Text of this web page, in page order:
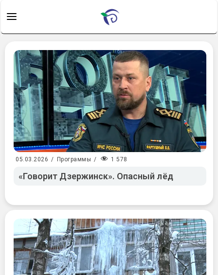
05.03.2026 / Программы / 1 578
«Говорит Дзержинск». Опасный лёд